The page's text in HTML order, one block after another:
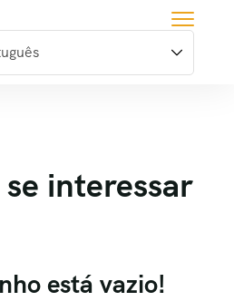
interessar
está vazio!